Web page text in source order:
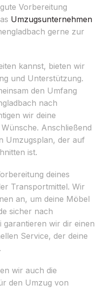
Vorbereitung
Umzugsunternehmen
gerne zur
kannst, bieten wir
und Unterstützung.
den Umfang
nach
wir deine
Anschließend
Umzugsplan, der auf
ist.
deines
Transportmittel. Wir
an, um deine Möbel
sicher nach
garantieren wir dir einen
Service, der deine
wir auch die
den Umzug von